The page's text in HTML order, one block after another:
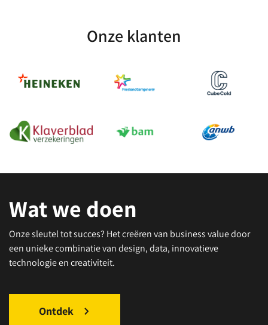
Onze klanten
Wat we doen
Onze sleutel tot succes? Het creëren van business value door
een unieke combinatie van design, data, innovatieve
technologie en creativiteit.
Ontdek